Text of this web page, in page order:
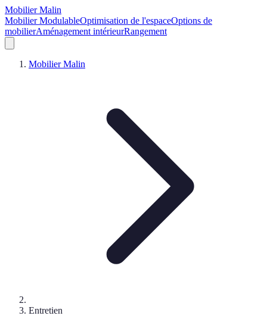
Mobilier Malin
Mobilier ModulableOptimisation de l'espaceOptions de
mobilierAménagement intérieurRangement
Mobilier Malin
Entretien